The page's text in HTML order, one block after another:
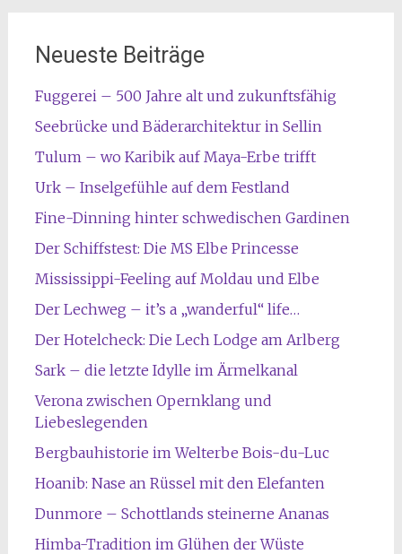
Neueste Beiträge
Fuggerei – 500 Jahre alt und zukunftsfähig
Seebrücke und Bäderarchitektur in Sellin
Tulum – wo Karibik auf Maya-Erbe trifft
Urk – Inselgefühle auf dem Festland
Fine-Dinning hinter schwedischen Gardinen
Der Schiffstest: Die MS Elbe Princesse
Mississippi-Feeling auf Moldau und Elbe
Der Lechweg – it’s a „wanderful“ life…
Der Hotelcheck: Die Lech Lodge am Arlberg
Sark – die letzte Idylle im Ärmelkanal
Verona zwischen Opernklang und
Liebeslegenden
Bergbauhistorie im Welterbe Bois-du-Luc
Hoanib: Nase an Rüssel mit den Elefanten
Dunmore – Schottlands steinerne Ananas
Himba-Tradition im Glühen der Wüste